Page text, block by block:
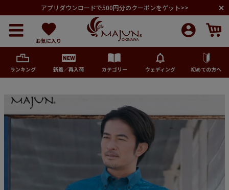
アプリダウンロードで500円分のクーポンをゲット>>
お気に入り
ランキング 新着／再入荷 カテゴリー ウェディング 初めての方へ
レディース